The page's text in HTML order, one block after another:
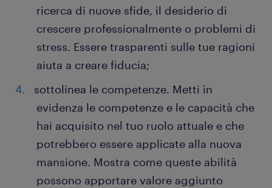
ricerca di nuove sfide, il desiderio di
crescere professionalmente o problemi di
stress. Essere trasparenti sulle tue ragioni
aiuta a creare fiducia;
sottolinea le competenze. Metti in
evidenza le competenze e le capacità che
hai acquisito nel tuo ruolo attuale e che
potrebbero essere applicate alla nuova
mansione. Mostra come queste abilità
possono apportare valore aggiunto